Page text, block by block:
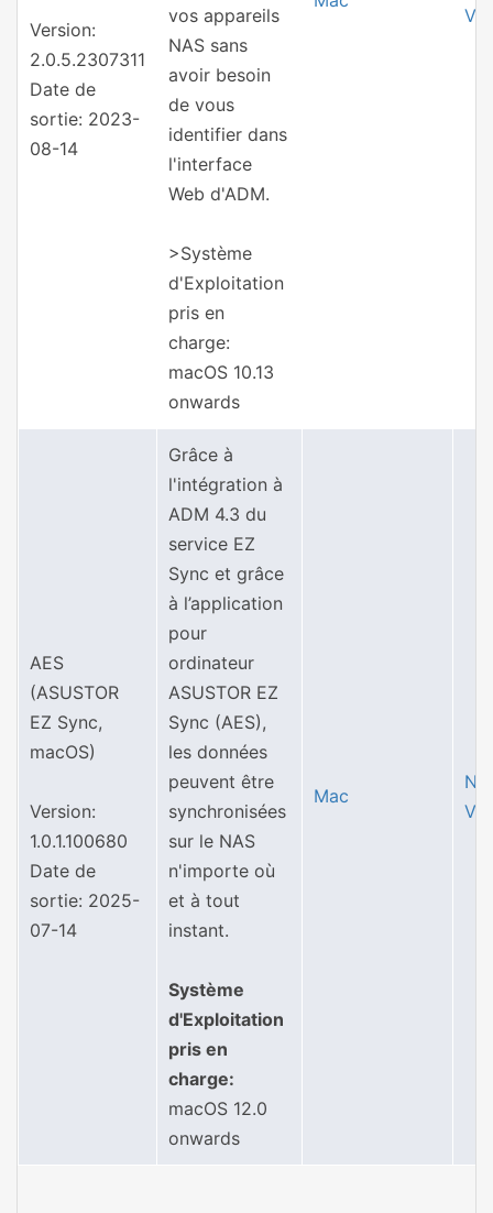
Version:
2.0.5.2307311
Date de
sortie: 2023-
08-14
vos appareils
NAS sans
avoir besoin
de vous
identifier dans
l'interface
Web d'ADM.
>Système
d'Exploitation
pris en
charge:
macOS 10.13
onwards
AES
(ASUSTOR
EZ Sync,
macOS)
Version:
1.0.1.100680
Date de
sortie: 2025-
07-14
Grâce à
l'intégration à
ADM 4.3 du
service EZ
Sync et grâce
à l’application
pour
ordinateur
ASUSTOR EZ
Sync (AES),
les données
peuvent être
synchronisées
sur le NAS
n'importe où
et à tout
instant.
Système
d'Exploitation
pris en
charge:
macOS 12.0
onwards
Mac